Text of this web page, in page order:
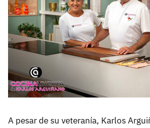
A pesar de su veteranía, Karlos